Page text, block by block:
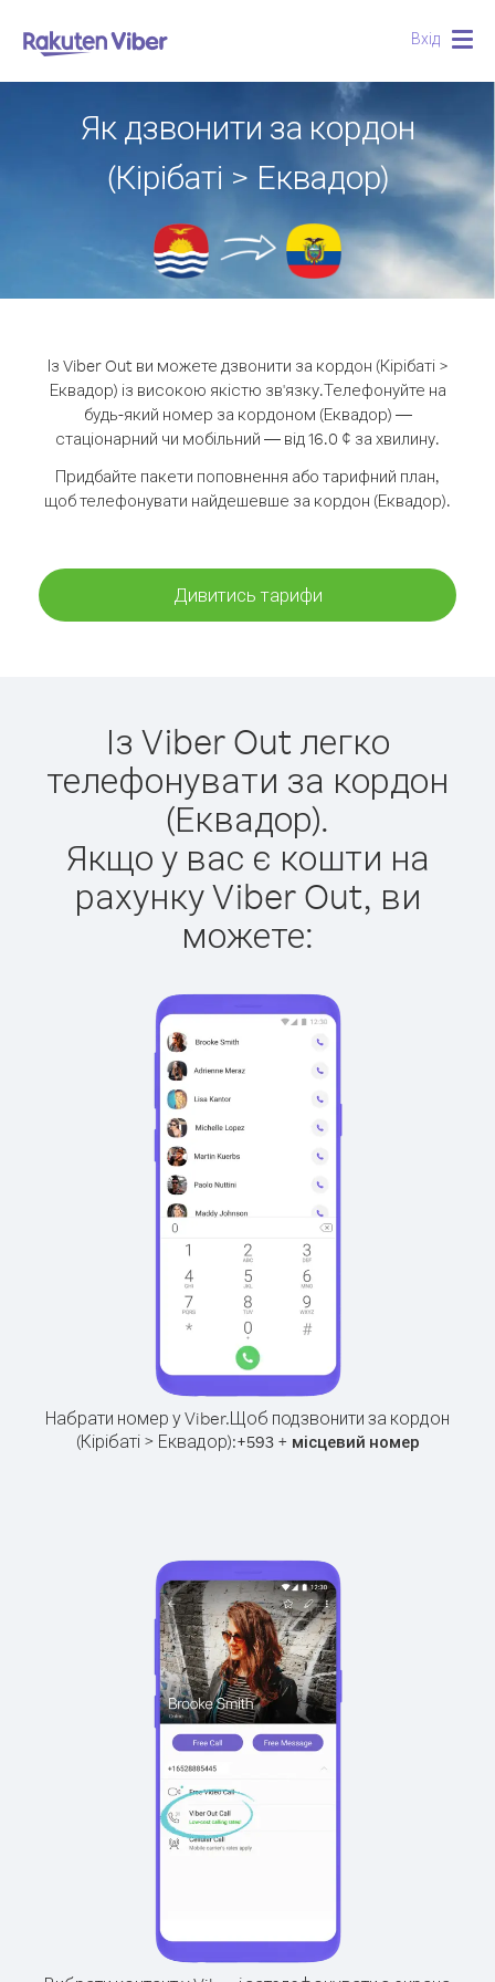
Вхід
Як дзвонити за кордон
(Кірібаті > Еквадор)
Із Viber Out ви можете дзвонити за кордон (Кірібаті >
Еквадор) із високою якістю зв'язку.Телефонуйте на
будь-який номер за кордоном (Еквадор) —
стаціонарний чи мобільний — від 16.0 ¢ за хвилину.
Придбайте пакети поповнення або тарифний план,
щоб телефонувати найдешевше за кордон (Еквадор).
Дивитись тарифи
Із Viber Out легко
телефонувати за кордон
(Еквадор).
Якщо у вас є кошти на
рахунку Viber Out, ви
можете:
Набрати номер у Viber.Щоб подзвонити за кордон
(Кірібаті > Еквадор):+593+ місцевий номер